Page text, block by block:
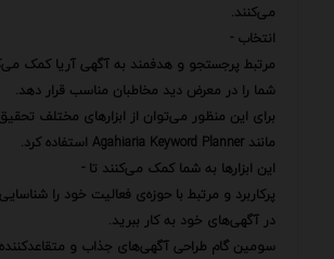
می‌کنند.
انتخاب -
مرتبط پرجستجو و هدفمند به آگهی آریا کمک
شما را در معرض دید مخاطبان مناسب قرار دهد.
برای این منظور می‌توان از ابزارهای مختلف
مانند Agahiaria Keyword Planner استفاده کرد.
این ابزارها به شما کمک می‌کنند تا -
پرکاربرد و مرتبط با حوزه‌ی فعالیت خود را
در آگهی‌های خود به کار ببرید.
سومین گام طراحی آگهی‌های جذاب و